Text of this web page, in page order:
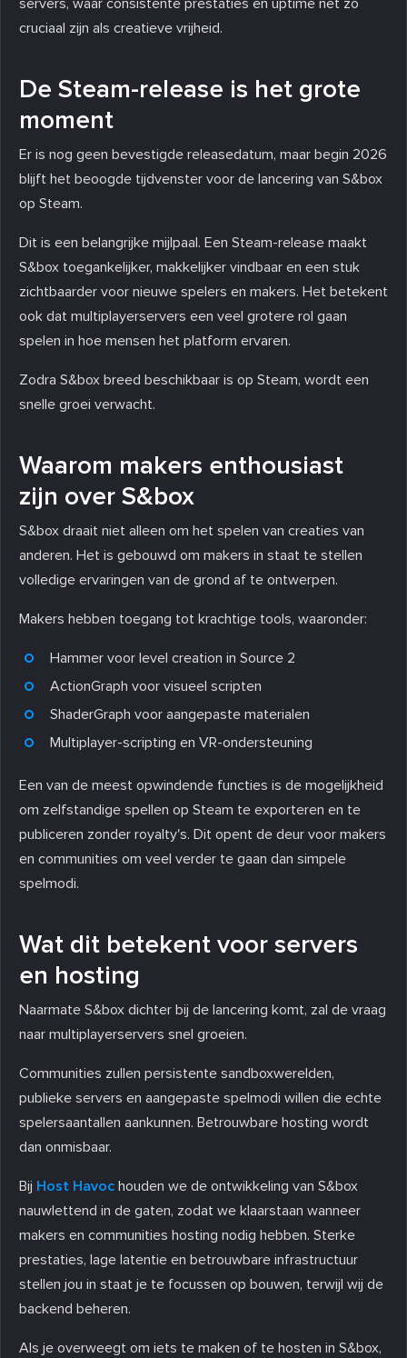
cruciaal zijn als creatieve vrijheid.
De Steam-release is het grote
moment
Er is nog geen bevestigde releasedatum, maar begin 2026
blijft het beoogde tijdvenster voor de lancering van S&box
op Steam.
Dit is een belangrijke mijlpaal. Een Steam-release maakt
S&box toegankelijker, makkelijker vindbaar en een stuk
zichtbaarder voor nieuwe spelers en makers. Het betekent
ook dat multiplayerservers een veel grotere rol gaan
spelen in hoe mensen het platform ervaren.
Zodra S&box breed beschikbaar is op Steam, wordt een
snelle groei verwacht.
Waarom makers enthousiast
zijn over S&box
S&box draait niet alleen om het spelen van creaties van
anderen. Het is gebouwd om makers in staat te stellen
volledige ervaringen van de grond af te ontwerpen.
Makers hebben toegang tot krachtige tools, waaronder:
Hammer voor level creation in Source 2
ActionGraph voor visueel scripten
ShaderGraph voor aangepaste materialen
Multiplayer-scripting en VR-ondersteuning
Een van de meest opwindende functies is de mogelijkheid
om zelfstandige spellen op Steam te exporteren en te
publiceren zonder royalty's. Dit opent de deur voor makers
en communities om veel verder te gaan dan simpele
spelmodi.
Wat dit betekent voor servers
en hosting
Naarmate S&box dichter bij de lancering komt, zal de vraag
naar multiplayerservers snel groeien.
Communities zullen persistente sandboxwerelden,
publieke servers en aangepaste spelmodi willen die echte
spelersaantallen aankunnen. Betrouwbare hosting wordt
dan onmisbaar.
Bij Host Havoc houden we de ontwikkeling van S&box
nauwlettend in de gaten, zodat we klaarstaan wanneer
makers en communities hosting nodig hebben. Sterke
prestaties, lage latentie en betrouwbare infrastructuur
stellen jou in staat je te focussen op bouwen, terwijl wij de
backend beheren.
Als je overweegt om iets te maken of te hosten in S&box,